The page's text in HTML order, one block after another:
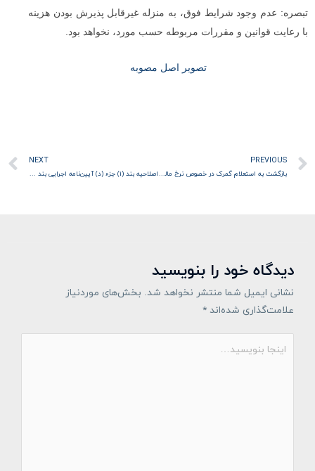
تبصره: عدم وجود شرایط فوق، به منزله غیر‌قابل پذیرش بودن هزینه‌
با رعایت قوانین و مقررات مربوطه حسب مورد، نخواهد بود.
تصویر اصل مصوبه
قبلی
PREVIOUS
بازگشت به استعلام گمرک در خصوص نرخ مالیات بر ارزش افزوده در مرحله واردات بنزین سوپر توسط بخش خصوصی
NEXT
اصلاحیه بند (1) جزء (د) آیین‌نامه اجرایی بند (8) ماده (148) قانون مالیات‌های مستقیم
دیدگاه‌ خود را بنویسید
نشانی ایمیل شما منتشر نخواهد شد. بخش‌های موردنیاز
علامت‌گذاری شده‌اند *
بنویسید…